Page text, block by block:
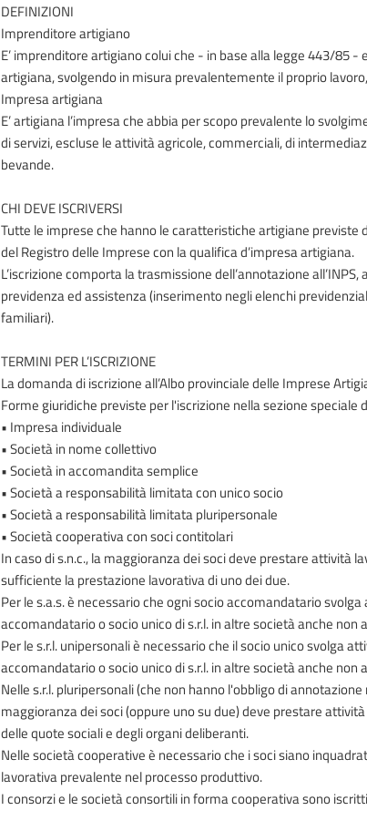
DEFINIZIONI
Imprenditore artigiano
E’ imprenditore artigiano colui che - in base alla legge 443/85
artigiana, svolgendo in misura prevalentemente il proprio
Impresa artigiana
E’ artigiana l’impresa che abbia per scopo prevalente lo
di servizi, escluse le attività agricole, commerciali, di
bevande.
CHI DEVE ISCRIVERSI
Tutte le imprese che hanno le caratteristiche artigiane previste
del Registro delle Imprese con la qualifica d’impresa artigiana.
L’iscrizione comporta la trasmissione dell’annotazione
previdenza ed assistenza (inserimento negli elenchi
familiari).
TERMINI PER L’ISCRIZIONE
La domanda di iscrizione all’Albo provinciale delle Imprese
Forme giuridiche previste per l'iscrizione nella sezione speciale
• Impresa individuale
• Società in nome collettivo
• Società in accomandita semplice
• Società a responsabilità limitata con unico socio
• Società a responsabilità limitata pluripersonale
• Società cooperativa con soci contitolari
In caso di s.n.c., la maggioranza dei soci deve prestare attività
sufficiente la prestazione lavorativa di uno dei due.
Per le s.a.s. è necessario che ogni socio accomandatario
accomandatario o socio unico di s.r.l. in altre società anche non
Per le s.r.l. unipersonali è necessario che il socio unico svolga
accomandatario o socio unico di s.r.l. in altre società anche non
Nelle s.r.l. pluripersonali (che non hanno l'obbligo di
maggioranza dei soci (oppure uno su due) deve prestare
delle quote sociali e degli organi deliberanti.
Nelle società cooperative è necessario che i soci siano
lavorativa prevalente nel processo produttivo.
I consorzi e le società consortili in forma cooperativa sono